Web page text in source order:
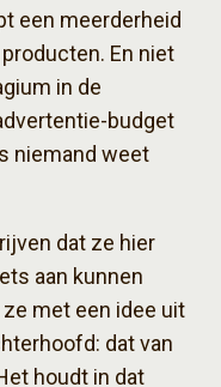
een meerderheid
En niet
in de
budget
niemand weet
dat ze hier
aan kunnen
met een idee uit
dat van
houdt in dat